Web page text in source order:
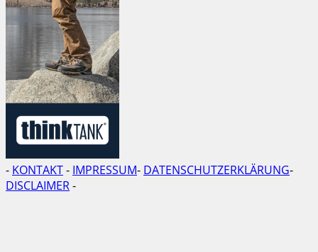
- KONTAKT- IMPRESSUM- DATENSCHUTZERKLÄRUNG-
DISCLAIMER-